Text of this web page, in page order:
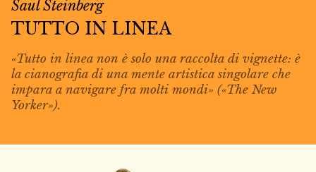
Saul Steinberg
TUTTO IN LINEA
«Tutto in linea non è solo una raccolta di vignette: è
la cianografia di una mente artistica singolare che
impara a navigare fra molti mondi» («The New
Yorker»).